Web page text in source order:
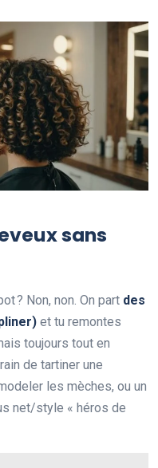
sans
? Non, non. On part des
et tu remontes
toujours tout en
de tartiner une
les mèches, ou un
net/style « héros de